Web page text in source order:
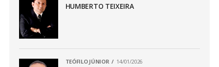
HUMBERTO TEIXEIRA
TEÓFILO JÚNIOR 14/01/2026